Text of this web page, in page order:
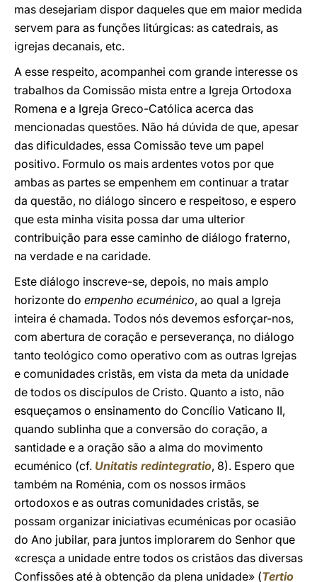
mas desejariam dispor daqueles que em maior medida
servem para as funções litúrgicas: as catedrais, as
igrejas decanais, etc.
A esse respeito, acompanhei com grande interesse os
trabalhos da Comissão mista entre a Igreja Ortodoxa
Romena e a Igreja Greco-Católica acerca das
mencionadas questões. Não há dúvida de que, apesar
das dificuldades, essa Comissão teve um papel
positivo. Formulo os mais ardentes votos por que
ambas as partes se empenhem em continuar a tratar
da questão, no diálogo sincero e respeitoso, e espero
que esta minha visita possa dar uma ulterior
contribuição para esse caminho de diálogo fraterno,
na verdade e na caridade.
Este diálogo inscreve-se, depois, no mais amplo
horizonte do empenho ecuménico, ao qual a Igreja
inteira é chamada. Todos nós devemos esforçar-nos,
com abertura de coração e perseverança, no diálogo
tanto teológico como operativo com as outras Igrejas
e comunidades cristãs, em vista da meta da unidade
de todos os discípulos de Cristo. Quanto a isto, não
esqueçamos o ensinamento do Concílio Vaticano II,
quando sublinha que a conversão do coração, a
santidade e a oração são a alma do movimento
ecuménico (cf. Unitatis redintegratio, 8). Espero que
também na Roménia, com os nossos irmãos
ortodoxos e as outras comunidades cristãs, se
possam organizar iniciativas ecuménicas por ocasião
do Ano jubilar, para juntos implorarem do Senhor que
«cresça a unidade entre todos os cristãos das diversas
Confissões até à obtenção da plena unidade» (Tertio